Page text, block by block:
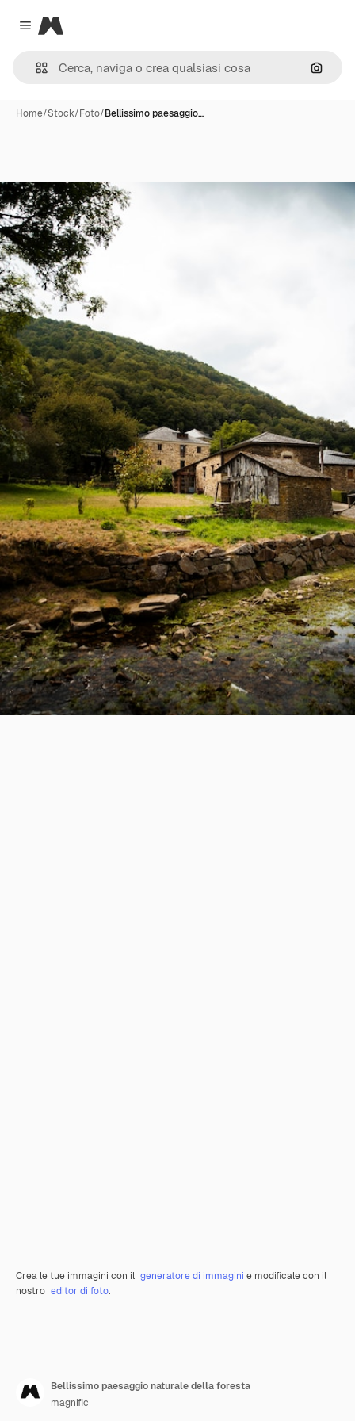
Close menu
Magnific
Cerca
Home/Stock/Foto/Bellissimo paesaggio…
Crea le tue immagini con il generatore di immagini e modificale con il
nostro editor di foto.
Bellissimo paesaggio naturale della foresta
magnific